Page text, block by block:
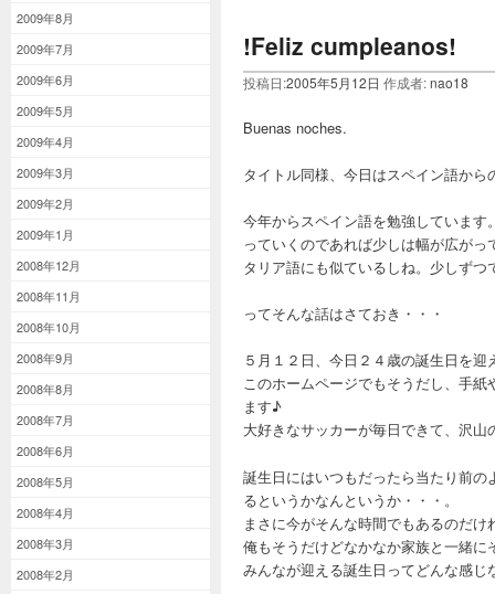
2009年8月
2009年7月
2009年6月
2009年5月
2009年4月
2009年3月
2009年2月
2009年1月
2008年12月
2008年11月
2008年10月
2008年9月
2008年8月
2008年7月
2008年6月
2008年5月
2008年4月
2008年3月
2008年2月
!Feliz cumpleanos!
投稿日:2005年5月12日 作成者:nao18
Buenas noches.
タイトル同様、今日はスペイン語から
今年からスペイン語を勉強していま
っていくのであれば少しは幅が広が
タリア語にも似ているしね。少しず
ってそんな話はさておき・・・
５月１２日、今日２４歳の誕生日を
このホームページでもそうだし、手
ます♪
大好きなサッカーが毎日できて、沢
誕生日にはいつもだったら当たり前
るというかなんというか・・・。
まさに今がそんな時間でもあるのだ
俺もそうだけどなかなか家族と一緒
みんなが迎える誕生日ってどんな感じ